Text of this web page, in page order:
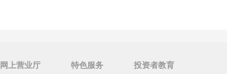
网上营业厅 特色服务 投资者教育